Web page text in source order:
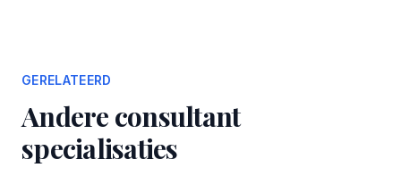
GERELATEERD
Andere consultant
specialisaties